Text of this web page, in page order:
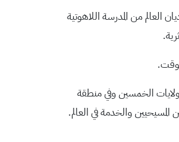
بيت لحم للكتاب المقدس عام 1989 بكالوريوس في اللاهوت وأديان العالم من المدرسة اللاهوتية
المتحدة، حيث تضم ثلاثة ملايين عضو في أكثر من 8700 مجتمع عبادة عبر الولايات الخمسين وفي منطقة
والخدمة في العالم.